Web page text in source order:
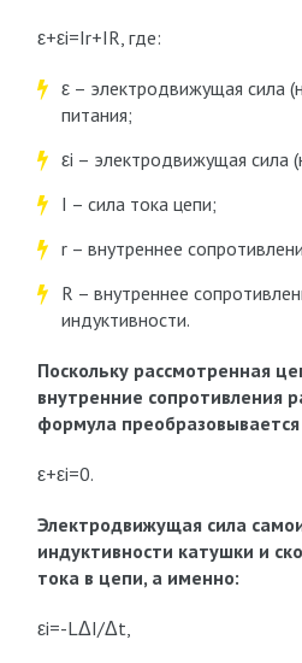
ε+εі=Ir+IR, где:
ε – электродвижущая сила
питания;
εi – электродвижущая сила
I – сила тока цепи;
r – внутреннее
R – внутреннее
индуктивности.
Поскольку рассмотренная
внутренние сопротивления
формула
ε+εі=0.
Электродвижущая сила
индуктивности катушки и
тока в цепи, а именно:
εі=-LΔI/Δt,